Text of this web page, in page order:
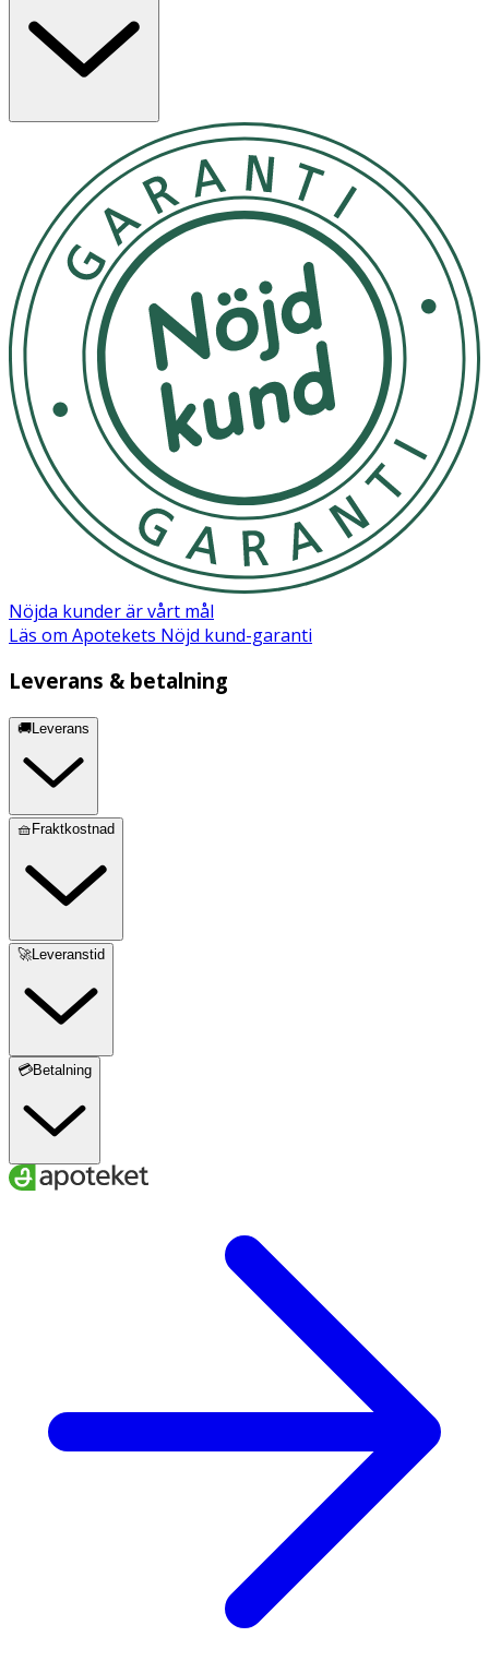
Nöjda kunder är vårt mål
Läs om Apotekets Nöjd kund-garanti
Leverans & betalning
🚚Leverans
🧺Fraktkostnad
🚀Leveranstid
💳Betalning